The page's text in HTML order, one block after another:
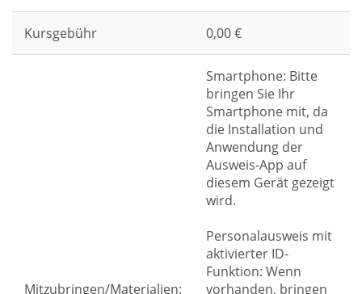
Kursgebühr 0,00 €
Mitzubringen/Materialien:
Smartphone: Bitte
bringen Sie Ihr
Smartphone mit, da
die Installation und
Anwendung der
Ausweis-App auf
diesem Gerät gezeigt
wird.
Personalausweis mit
aktivierter ID-
Funktion: Wenn
vorhanden, bringen